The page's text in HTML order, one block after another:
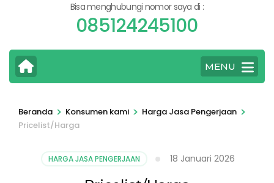
Bisa menghubungi nomor saya di :
085124245100
MENU
Beranda > Konsumen kami > Harga Jasa Pengerjaan >
Pricelist/Harga
HARGA JASA PENGERJAAN 18 Januari 2026